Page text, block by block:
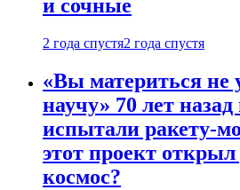
и сочные
2 года спустя2 года спустя
«Вы материться не
научу» 70 лет
испытали ракету-
этот проект открыл
космос?